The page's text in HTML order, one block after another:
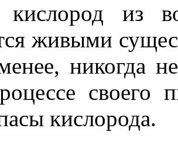
кислород из
живыми
никогда
своего
кислорода.